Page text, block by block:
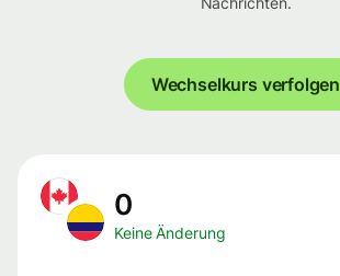
Wechselkurs verfolgen
0
Keine Änderung